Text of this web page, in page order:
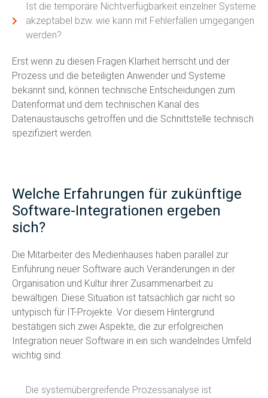
Ist die temporäre Nichtverfügbarkeit einzelner Systeme
akzeptabel bzw. wie kann mit Fehlerfällen umgegangen
werden?
Erst wenn zu diesen Fragen Klarheit herrscht und der
Prozess und die beteiligten Anwender und Systeme
bekannt sind, können technische Entscheidungen zum
Datenformat und dem technischen Kanal des
Datenaustauschs getroffen und die Schnittstelle technisch
spezifiziert werden.
Welche Erfahrungen für zukünftige
Software-Integrationen ergeben
sich?
Die Mitarbeiter des Medienhauses haben parallel zur
Einführung neuer Software auch Veränderungen in der
Organisation und Kultur ihrer Zusammenarbeit zu
bewältigen. Diese Situation ist tatsächlich gar nicht so
untypisch für IT-Projekte. Vor diesem Hintergrund
bestätigen sich zwei Aspekte, die zur erfolgreichen
Integration neuer Software in ein sich wandelndes Umfeld
wichtig sind:
Die systemübergreifende Prozessanalyse ist